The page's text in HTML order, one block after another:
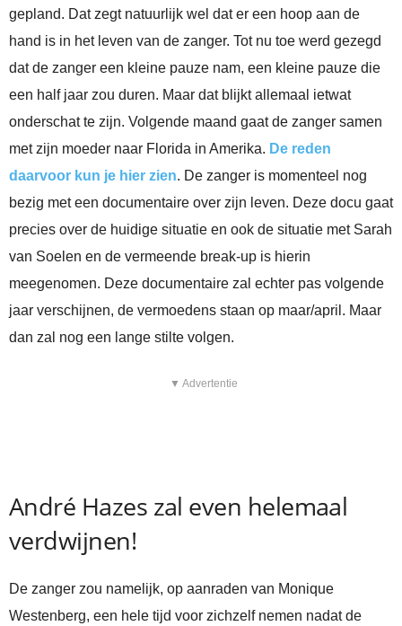
gepland. Dat zegt natuurlijk wel dat er een hoop aan de
hand is in het leven van de zanger. Tot nu toe werd gezegd
dat de zanger een kleine pauze nam, een kleine pauze die
een half jaar zou duren. Maar dat blijkt allemaal ietwat
onderschat te zijn. Volgende maand gaat de zanger samen
met zijn moeder naar Florida in Amerika. De reden
daarvoor kun je hier zien. De zanger is momenteel nog
bezig met een documentaire over zijn leven. Deze docu gaat
precies over de huidige situatie en ook de situatie met Sarah
van Soelen en de vermeende break-up is hierin
meegenomen. Deze documentaire zal echter pas volgende
jaar verschijnen, de vermoedens staan op maar/april. Maar
dan zal nog een lange stilte volgen.
▼ Advertentie
André Hazes zal even helemaal
verdwijnen!
De zanger zou namelijk, op aanraden van Monique
Westenberg, een hele tijd voor zichzelf nemen nadat de